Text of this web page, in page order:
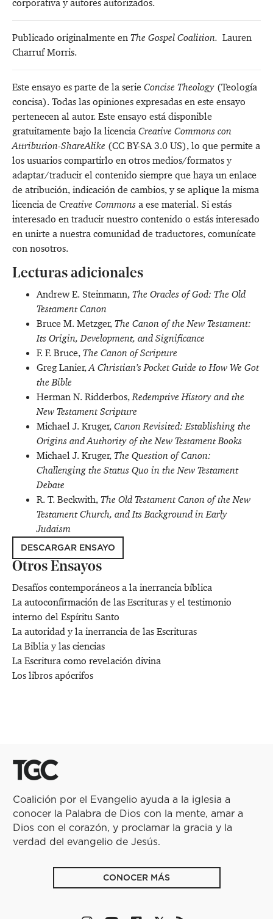
corporativa y autores autorizados.
Publicado originalmente enThe Gospel Coalition. Lauren
Charruf Morris.
Este ensayo es parte de la serieConcise Theology (Teología
concisa). Todas las opiniones expresadas en este ensayo
pertenecen al autor. Este ensayo está disponible
gratuitamente bajo la licenciaCreative Commons con
Attribution-ShareAlike (CC BY-SA 3.0 US), lo que permite a
los usuarios compartirlo en otros medios/formatos y
adaptar/traducir el contenido siempre que haya un enlace
de atribución, indicación de cambios, y se aplique la misma
licencia de Creative Commons a ese material. Si estás
interesado en traducir nuestro contenido o estás interesado
en unirte a nuestra comunidad de traductores,comunícate
con nosotros.
Lecturas adicionales
Andrew E. Steinmann,The Oracles of God: The Old
Testament Canon
Bruce M. Metzger,The Canon of the New Testament:
Its Origin, Development, and Significance
F. F. Bruce,The Canon of Scripture
Greg Lanier,A Christian’s Pocket Guide to How We Got
the Bible
Herman N. Ridderbos,Redemptive History and the
New Testament Scripture
Michael J. Kruger,Canon Revisited: Establishing the
Origins and Authority of the New Testament Books
Michael J. Kruger,The Question of Canon:
Challenging the Status Quo in the New Testament
Debate
R. T. Beckwith,The Old Testament Canon of the New
Testament Church, and Its Background in Early
Judaism
DESCARGAR ENSAYO
Otros Ensayos
Desafíos contemporáneos a la inerrancia bíblica
La autoconfirmación de las Escrituras y el testimonio
interno del Espíritu Santo
La autoridad y la inerrancia de las Escrituras
La Biblia y las ciencias
La Escritura como revelación divina
Los libros apócrifos
Coalición por el Evangelio ayuda a la iglesia a
conocer la Palabra de Dios con la mente, amar a
Dios con el corazón, y proclamar la gracia y la
verdad del evangelio de Jesús.
CONOCER MÁS